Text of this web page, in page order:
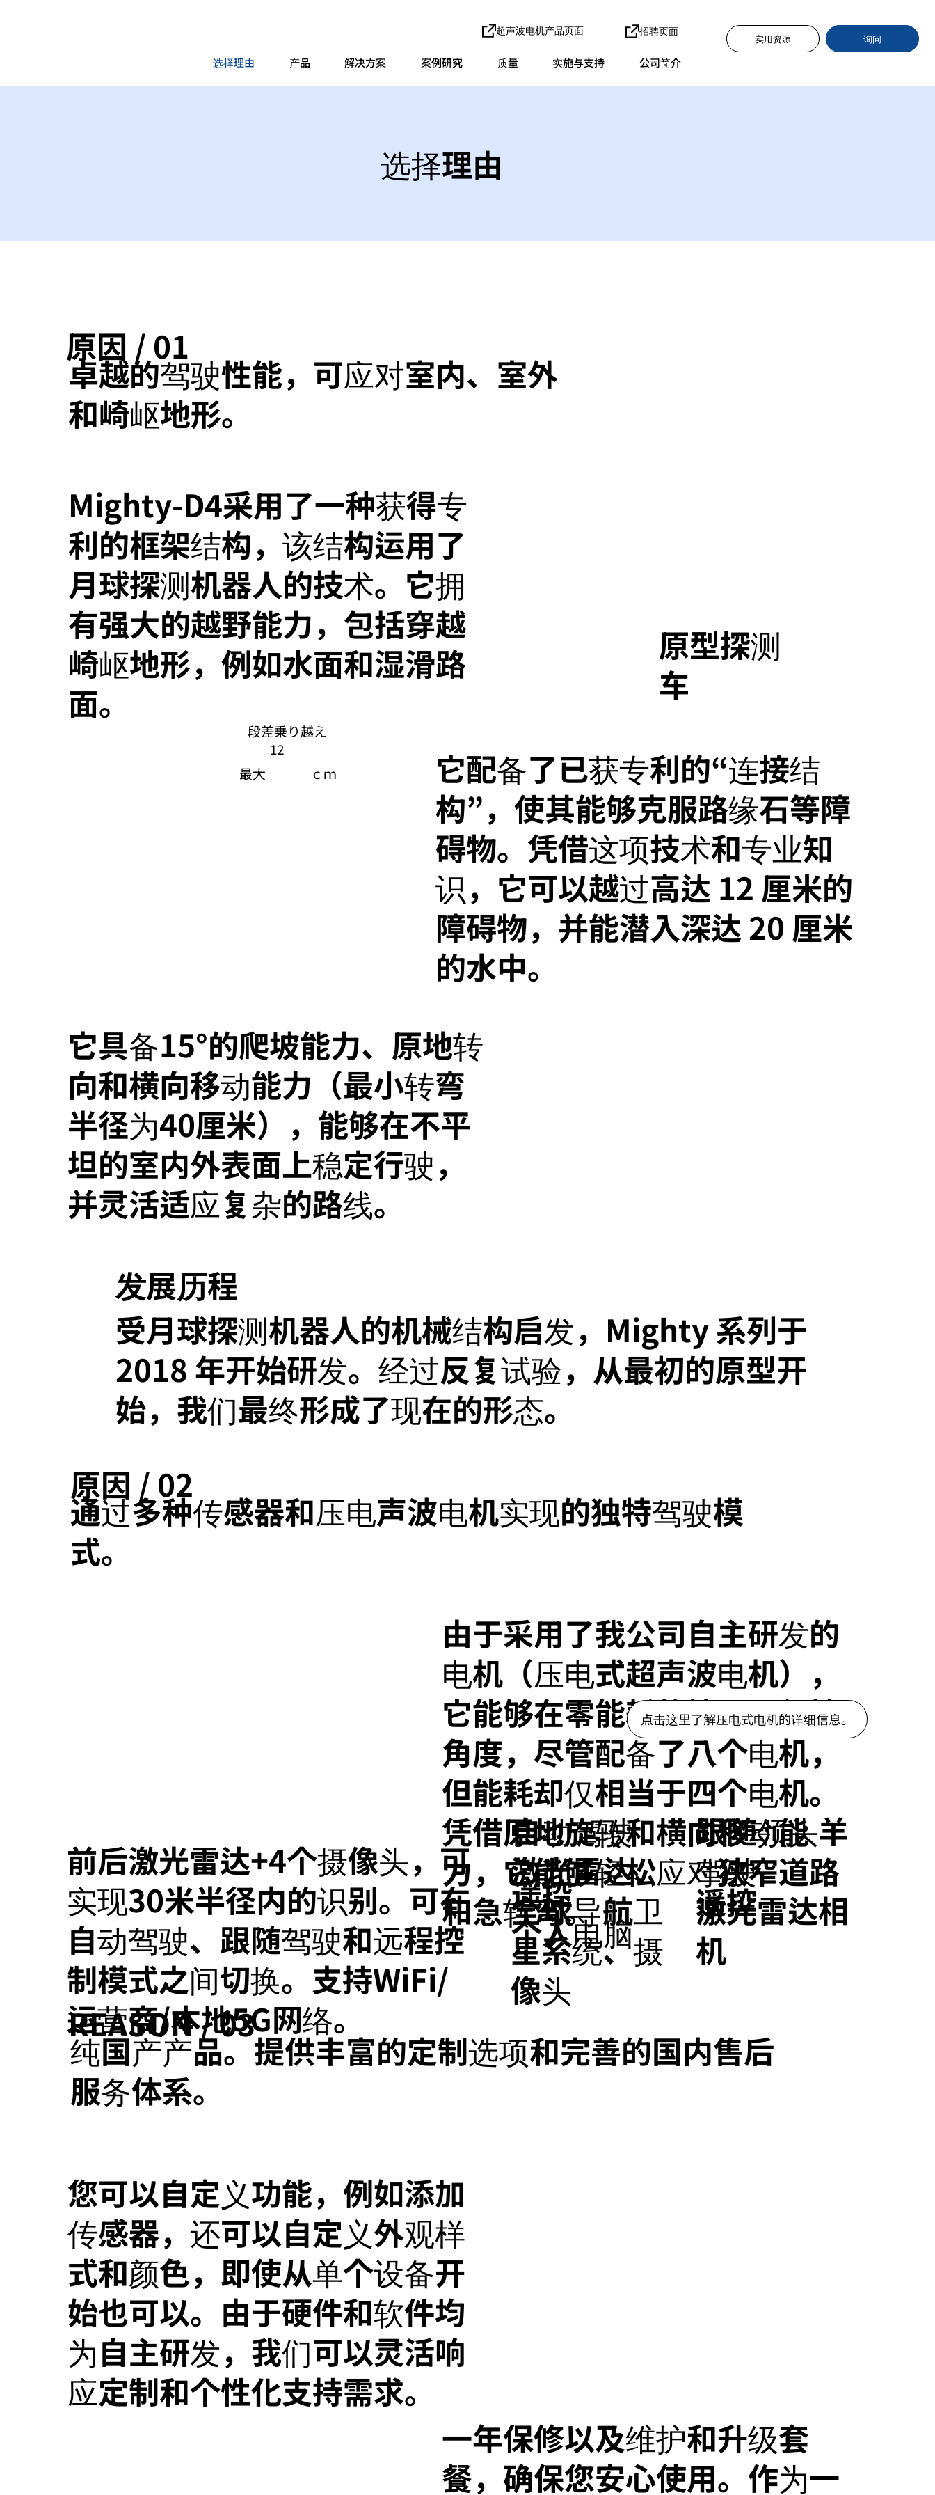
选择理由 产品 解决方案 案例研究 质量 实施与支持 公司简介
超声波电机产品页面 招聘页面
实用资源 询问
选择理由
原因 / 01
卓越的驾驶性能，可应对室内、室外
和崎岖地形。
原型探测
车
Mighty-D4采用了一种获得专
利的框架结构，该结构运用了
月球探测机器人的技术。它拥
有强大的越野能力，包括穿越
崎岖地形，例如水面和湿滑路
面。
段差乗り越え
最大
12
ｃｍ
它具备15°的爬坡能力、原地转
向和横向移动能力（最小转弯
半径为40厘米），能够在不平
坦的室内外表面上稳定行驶，
并灵活适应复杂的路线。
受月球探测机器人的机械结构启发，Mighty 系列于
2018 年开始研发。经过反复试验，从最初的原型开
始，我们最终形成了现在的形态。
发展历程
原因 / 02
通过多种传感器和压电声波电机实现的独特驾驶模
式。
前后激光雷达+4个摄像头，可
实现30米半径内的识别。可在
自动驾驶、跟随驾驶和远程控
制模式之间切换。支持WiFi/
运营商/本地5G网络。
自动驾驶
激光雷达、
全球导航卫
星系统、摄
像头
遥控
个人电脑
跟随领头羊
驾驶
激光雷达相
机
遥控
REASON / 03
纯国产产品。提供丰富的定制选项和完善的国内售后
服务体系。
您可以自定义功能，例如添加
传感器，还可以自定义外观样
式和颜色，即使从单个设备开
始也可以。由于硬件和软件均
为自主研发，我们可以灵活响
应定制和个性化支持需求。
它配备了已获专利的“连接结
构”，使其能够克服路缘石等障
碍物。凭借这项技术和专业知
识，它可以越过高达 12 厘米的
障碍物，并能潜入深达 20 厘米
的水中。
由于采用了我公司自主研发的
电机（压电式超声波电机），
它能够在零能耗的情况下保持
角度，尽管配备了八个电机，
但能耗却仅相当于四个电机。
凭借原地旋转和横向移动能
力，它能够轻松应对狭窄道路
和急转弯。
点击这里了解压电式电机的详细信息。
一年保修以及维护和升级套
餐，确保您安心使用。作为一